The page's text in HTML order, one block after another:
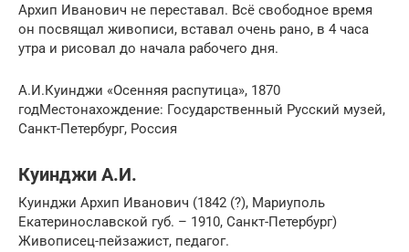
Архип Иванович не переставал. Всё свободное время
он посвящал живописи, вставал очень рано, в 4 часа
утра и рисовал до начала рабочего дня.
А.И.Куинджи «Осенняя распутица», 1870
годМестонахождение: Государственный Русский музей,
Санкт-Петербург, Россия
Куинджи А.И.
Куинджи Архип Иванович (1842 (?), Мариуполь
Екатеринославской губ. – 1910, Санкт-Петербург)
Живописец-пейзажист, педагог.